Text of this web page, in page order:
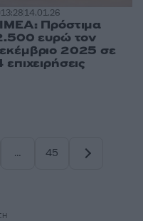
13:2814.01.26
Πρόστιμα
ευρώ τον
2025 σε
επιχειρήσεις
…
45